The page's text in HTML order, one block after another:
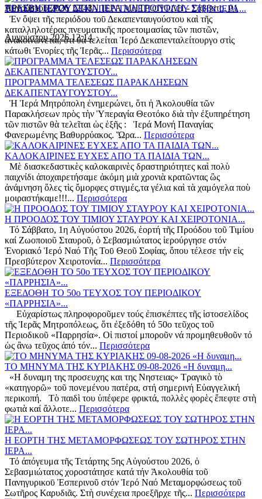
Αυγούστου 2026 12:43
ΠΡΕΣΒΥΤΕΡΟΥ ΣΤΗΝ ΙΕΡΑ ΜΗΤΡΟΠΟΛΗ-Σάββατο, 01
Αυγούστου 2026 12:14
ΤΕΛΕΣΗ ΙΕΡΟΥ ΔΕΚΑΠΕΝΤΑΛΕΙΤΟΥΡΓΟΥ ΣΤΗΝ ΙΕΡΑ...
Ἐν ὄψει τῆς περιόδου τοῡ Δεκαπενταυγούστου καὶ τῆς
καταλληλοτέρας πνευματικῆς προετοιμασίας τῶν πιστῶν,
ἀνακοινώνεται, ὅτι θὰ τελείται Ἱερό Δεκαπενταλείτουργο στὶς
κάτωθι Ἐνορίες τῆς Ἱερᾶς... Περισσότερα
ΠΡΟΓΡΑΜΜΑ ΤΕΛΕΣΕΩΣ ΠΑΡΑΚΛΗΣΕΩΝ
ΔΕΚΑΠΕΝΤΑΥΓΟΥΣΤΟΥ...
Ἡ Ἱερά Μητρόπολη ἐνημερώνει, ὅτι ἡ Ἀκολουθία τῶν
Παρακλήσεων πρὸς τὴν Ὑπεραγία Θεοτόκο διὰ τὴν ἐξυπηρέτηση
τῶν πιστῶν θὰ τελεῖται ὡς ἑξῆς : Ἱερά Μονή Παναγίας
Φανερωμένης Βαθυρρύακος. Ὥρα... Περισσότερα
ΚΑΛΟΚΑΙΡΙΝΕΣ ΕΥΧΕΣ ΑΠΟ ΤΑ ΠΑΙΔΙΑ ΤΩΝ...
Μὲ διασκεδαστικὲς καλοκαιρινὲς δραστηριότητες καὶ πολὺ
παιχνίδι ἀποχαιρετήσαμε ἀκόμη μιὰ χρονιὰ κρατῶντας ὣς
ἀνάμνηση ὅλες τὶς ὄμορφες στιγμές,τα γέλια καὶ τὰ χαμόγελα ποὺ
μοιραστήκαμε!!!... Περισσότερα
Η ΠΡΟΟΔΟΣ ΤΟΥ ΤΙΜΙΟΥ ΣΤΑΥΡΟΥ ΚΑΙ ΧΕΙΡΟΤΟΝΙΑ...
Τό Σάββατο, 1η Αὐγούστου 2026, ἑορτή τῆς Προόδου τοῦ Τιμίου
καί Ζωοποιοῦ Σταυροῦ, ὁ Σεβασμιώτατος ἱερούργησε στόν
Ἐνοριακό Ἱερό Ναό Τῆς Τοῡ Θεοῦ Σοφίας, ὅπου τέλεσε τήν εἰς
Πρεσβύτερον Χειροτονία... Περισσότερα
ΕΞΕΔΟΘΗ ΤΟ 50ο ΤΕΥΧΟΣ ΤΟΥ ΠΕΡΙΟΔΙΚΟΥ
«ΠΑΡΡΗΣΙΑ»...
Εὐχαρίστως πληροφοροῦμεν τούς ἐπισκέπτες τῆς ἱστοσελίδος
τῆς Ἱερᾶς Μητροπόλεως, ὅτι ἐξεδόθη τό 50ο τεῦχος τοῦ
Περιοδικοῦ «Παρρησία». Οἱ πιστοί μποροῦν νά προμηθευθοῦν τό
ὡς ἂνω τεῦχος ἀπό τόν... Περισσότερα
ΤΟ ΜΗΝΥΜΑ ΤΗΣ ΚΥΡΙΑΚΗΣ 09-08-2026 «Η δυναμη...
«Η δυναμη της προσευχης και της Νηστειας» Τραγικὸ τὸ
«κατηγορῶ» τοῦ πονεμένου πατέρα, στή σημερινή Εὐαγγελική
περικοπή. Τὸ παιδὶ του ὑπέφερε φρικτά, πολλὲς φορὲς ἔπεφτε στὴ
φωτιὰ καί ἄλλοτε... Περισσότερα
Η ΕΟΡΤΗ ΤΗΣ ΜΕΤΑΜΟΡΦΩΣΕΩΣ ΤΟΥ ΣΩΤΗΡΟΣ ΣΤΗΝ
ΙΕΡΑ...
Τό ἀπόγευμα τῆς Τετάρτης 5ης Αὐγούστου 2026, ὁ
Σεβασμιώτατος χοροστάτησε κατά τήν Ἀκολουθία τοῦ
Πανηγυρικοῡ Ἑσπερινοῦ στόν Ἱερό Ναό Μεταμορφώσεως τοῦ
Σωτῆρος Καρυδιᾶς. Στὴ συνέχεια προεξῆρχε τῆς... Περισσότερα